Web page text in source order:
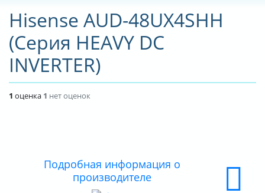
АКЦИИ И РАСПРОДАЖИ
УСЛУГИ
БИБЛИОТЕКА
НОВОСТИ
Hisense AUD-48UX4SHH
(Серия HEAVY DC
INVERTER)
1 оценка 1 нет оценок
Подробная информация о
производителе